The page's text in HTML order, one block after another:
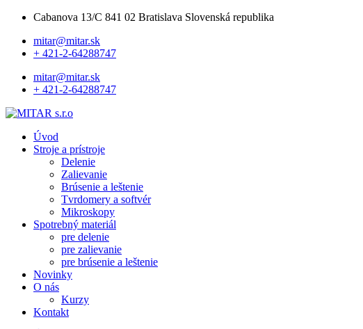
Cabanova 13/C 841 02 Bratislava Slovenská republika
mitar@mitar.sk
+ 421-2-64288747
mitar@mitar.sk
+ 421-2-64288747
Úvod
Stroje a prístroje
Delenie
Zalievanie
Brúsenie a leštenie
Tvrdomery a softvér
Mikroskopy
Spotrebný materiál
pre delenie
pre zalievanie
pre brúsenie a leštenie
Novinky
O nás
Kurzy
Kontakt